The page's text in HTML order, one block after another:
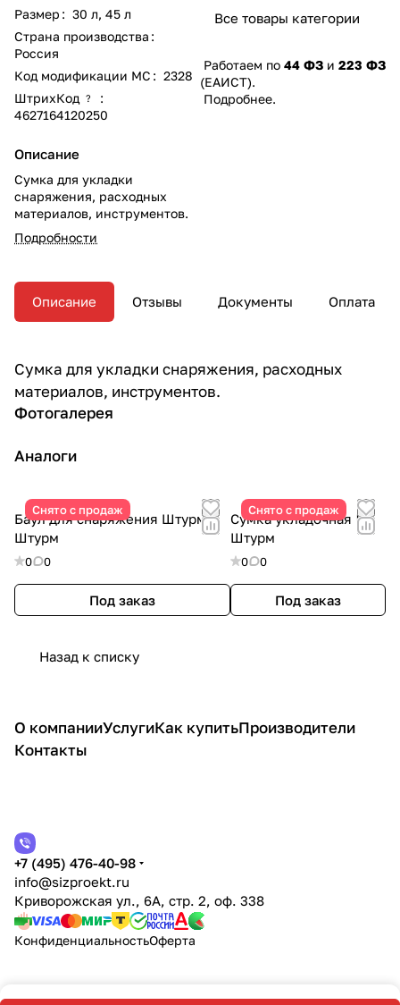
Размер : 30 л, 45 л
Страна производства :
Россия
Код модификации МС : 2328
ШтрихКод ?
:
4627164120250
Описание
Сумка для укладки
снаряжения, расходных
материалов, инструментов.
Подробности
Все товары категории
Работаем по 44 ФЗ и 223 ФЗ
(ЕАИСТ).
Подробнее.
Описание Отзывы Документы Оплата
Сумка для укладки снаряжения, расходных
материалов, инструментов.
Фотогалерея
Аналоги
Снято с продаж
Баул для снаряжения Штурм |
Штурм
0 0
Под заказ
Снято с продаж
Сумка укладочная |
Штурм
0 0
Под заказ
Назад к списку
О компанииУслугиКак купитьПроизводители
Контакты
+7 (495) 476-40-98
info@sizproekt.ru
Криворожская ул., 6А, стр. 2, оф. 338
КонфиденциальностьОферта